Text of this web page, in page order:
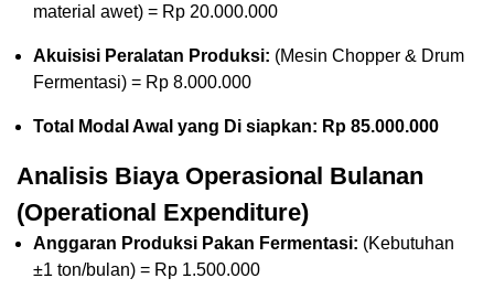
material awet) = Rp 20.000.000
Akuisisi Peralatan Produksi: (Mesin Chopper & Drum
Fermentasi) = Rp 8.000.000
Total Modal Awal yang Di siapkan: Rp 85.000.000
Analisis Biaya Operasional Bulanan
(Operational Expenditure)
Anggaran Produksi Pakan Fermentasi: (Kebutuhan
±1 ton/bulan) = Rp 1.500.000